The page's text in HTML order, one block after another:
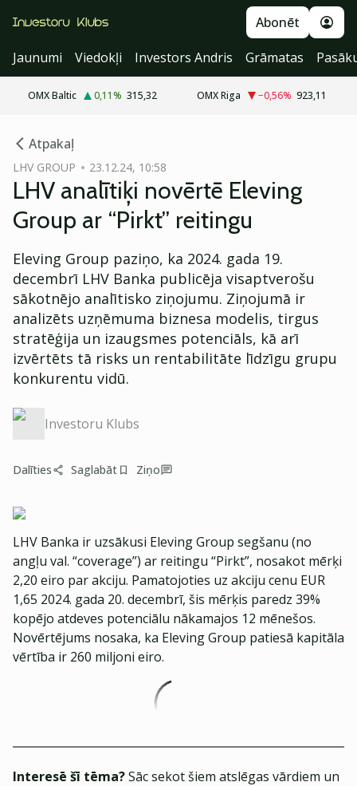
Abonēt
Jaunumi
Viedokļi Investors Andris Grāmatas
OMX Baltic 0,11% 315,32 OMX Riga −0,56% 923,11
Atpakaļ
LHV GROUP 23.12.24, 10:58
LHV analītiķi novērtē Eleving
Group ar “Pirkt” reitingu
Eleving Group paziņo, ka 2024. gada 19.
decembrī LHV Banka publicēja visaptverošu
sākotnējo analītisko ziņojumu. Ziņojumā ir
analizēts uzņēmuma biznesa modelis, tirgus
stratēģija un izaugsmes potenciāls, kā arī
izvērtēts tā risks un rentabilitāte līdzīgu grupu
konkurentu vidū.
Investoru Klubs
Dalīties Saglabāt Ziņo
LHV Banka ir uzsākusi Eleving Group segšanu (no
angļu val. “coverage”) ar reitingu “Pirkt”, nosakot mērķi
2,20 eiro par akciju. Pamatojoties uz akciju cenu EUR
1,65 2024. gada 20. decembrī, šis mērķis paredz 39%
kopējo atdeves potenciālu nākamajos 12 mēnešos.
Novērtējums nosaka, ka Eleving Group patiesā kapitāla
vērtība ir 260 miljoni eiro.
Interesē šī tēma?Sāc sekot šiem atslēgas vārdiem un